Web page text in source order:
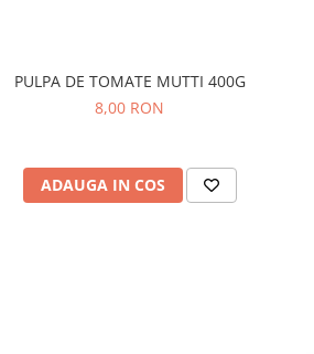
PULPA DE TOMATE MUTTI 400G
8,00 RON
ADAUGA IN COS